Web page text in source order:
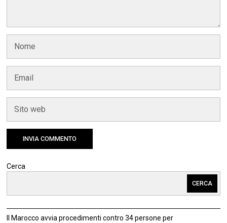
Cerca
CERCA
Il Marocco avvia procedimenti contro 34 persone per